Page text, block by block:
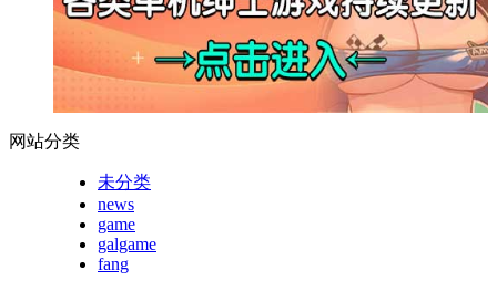
网站分类
未分类
news
game
galgame
fang